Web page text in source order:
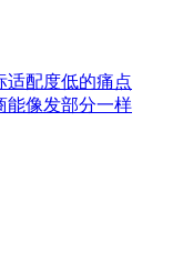
适配度低的痛点
能像发部分一样